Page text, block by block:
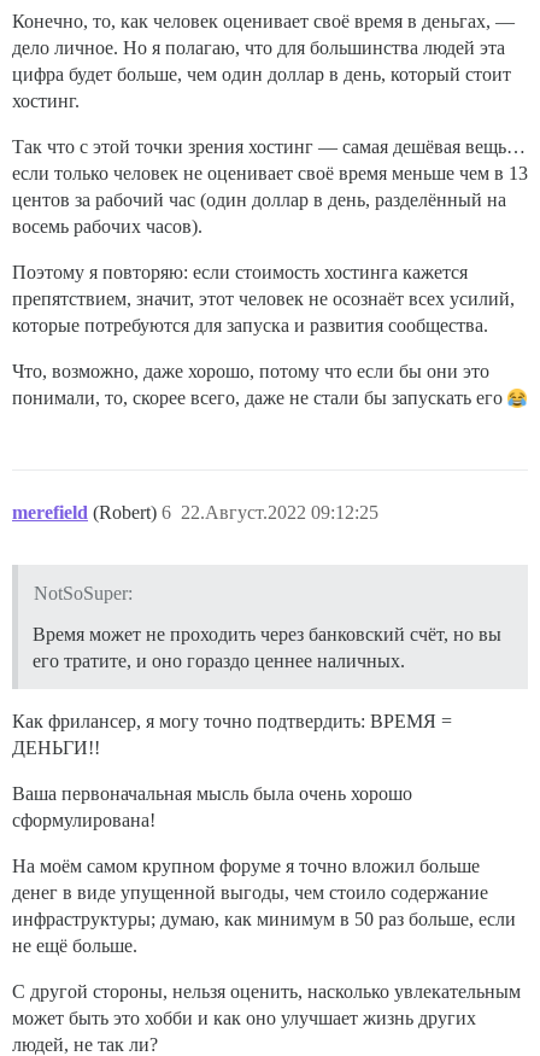
Конечно, то, как человек оценивает своё время в деньгах, —
дело личное. Но я полагаю, что для большинства людей эта
цифра будет больше, чем один доллар в день, который стоит
хостинг.
Так что с этой точки зрения хостинг — самая дешёвая вещь…
если только человек не оценивает своё время меньше чем в 13
центов за рабочий час (один доллар в день, разделённый на
восемь рабочих часов).
Поэтому я повторяю: если стоимость хостинга кажется
препятствием, значит, этот человек не осознаёт всех усилий,
которые потребуются для запуска и развития сообщества.
Что, возможно, даже хорошо, потому что если бы они это
понимали, то, скорее всего, даже не стали бы запускать его
merefield (Robert) 22.Август.2022 09:12:25
6
NotSoSuper:
Время может не проходить через банковский счёт, но вы
его тратите, и оно гораздо ценнее наличных.
Как фрилансер, я могу точно подтвердить: ВРЕМЯ =
ДЕНЬГИ!!
Ваша первоначальная мысль была очень хорошо
сформулирована!
На моём самом крупном форуме я точно вложил больше
денег в виде упущенной выгоды, чем стоило содержание
инфраструктуры; думаю, как минимум в 50 раз больше, если
не ещё больше.
С другой стороны, нельзя оценить, насколько увлекательным
может быть это хобби и как оно улучшает жизнь других
людей, не так ли?